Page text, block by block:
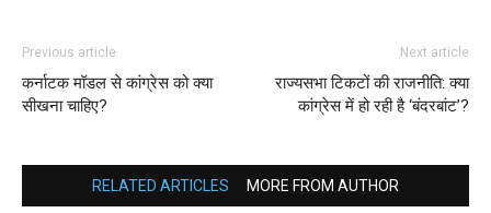
Previous article
कर्नाटक मॉडल से कांग्रेस को क्या
सीखना चाहिए?
Next article
राज्यसभा टिकटों की राजनीति: क्या
कांग्रेस में हो रही है ‘बंदरबांट’?
RELATED ARTICLES MORE FROM AUTHOR